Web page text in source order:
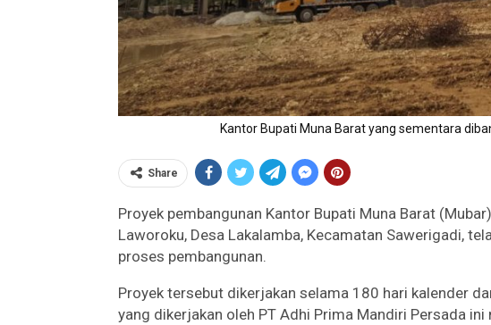
Kantor Bupati Muna Barat yang sementara
Share
Proyek pembangunan Kantor Bupati Muna Barat
Laworoku, Desa Lakalamba, Kecamatan Sawerigadi,
proses pembangunan.
Proyek tersebut dikerjakan selama 180 hari kalender
yang dikerjakan oleh PT Adhi Prima Mandiri Persada